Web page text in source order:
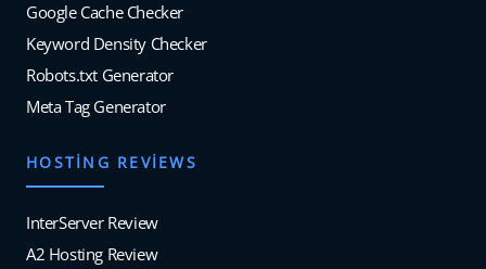
Google Cache Checker
Keyword Density Checker
Robots.txt Generator
Meta Tag Generator
HOSTING REVIEWS
InterServer Review
A2 Hosting Review